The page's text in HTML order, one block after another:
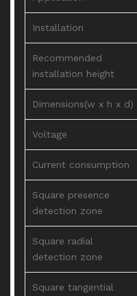
Installation
Recommended
installation height
Dimensions(w x h x d)
Voltage
Current consumption
Square presence
detection zone
Square radial
detection zone
Square tangential